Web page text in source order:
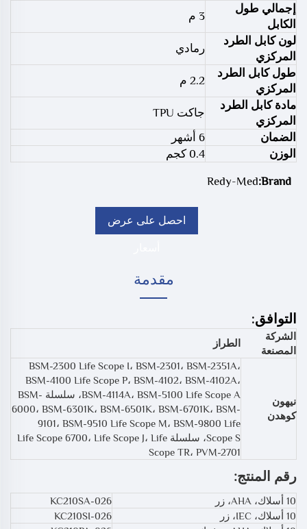
إجمالي طول
الكابل
3 م
لون كابل الطرد
المركزي
رمادي
طول كابل الطرد
المركزي
2.2 م
مادة كابل الطرد
المركزي
جاكت TPU
الضمان
6 أشهر
الوزن
0.4 كجم
Brand:
Redy-Med
احصل على عرض
مقدمة
التوافق:
الشركة
المصنعة
الطراز
نيهون
كوهدن
BSM-2300 Life Scope I، BSM-2301، BSM-2351A،
BSM-4100 Life Scope P، BSM-4102، BSM-4102A،
BSM-4114A، BSM-5100 Life Scope A، سلسلة BSM-
6000، BSM-6301K، BSM-6501K، BSM-6701K، BSM-
9101، BSM-9510 Life Scope M، BSM-9800 Life
Scope S، سلسلة Life Scope 6700، Life Scope J، Life
Scope TR، PVM-2701
رقم المنتج:
10 أسلاك، AHA، زر
KC210SA-026
10 أسلاك، IEC، زر
KC210SI-026